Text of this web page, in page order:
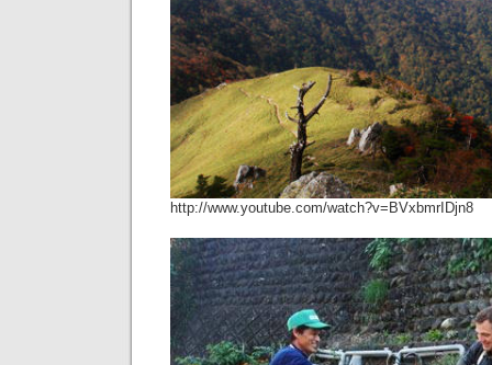
http://www.youtube.com/watch?v=BVxbmrIDjn8